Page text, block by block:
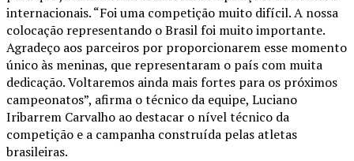
internacionais. “Foi uma competição muito difícil. A nossa
colocação representando o Brasil foi muito importante.
Agradeço aos parceiros por proporcionarem esse momento
único às meninas, que representaram o país com muita
dedicação. Voltaremos ainda mais fortes para os próximos
campeonatos”, afirma o técnico da equipe, Luciano
Iribarrem Carvalho ao destacar o nível técnico da
competição e a campanha construída pelas atletas
brasileiras.